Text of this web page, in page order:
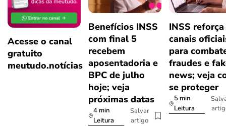
Acesse o canal
gratuito
meutudo.notícias
Benefícios INSS
com final 5
recebem
aposentadoria e
BPC de julho
hoje; veja
próximas datas
4 min
Leitura
Salvar
artigo
INSS reforça
canais
para
fraudes e
news; veja
se proteger
5 min
Leitura